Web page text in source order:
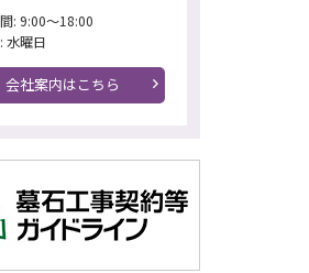
: 9:00～18:00
水曜日
会社案内はこちら